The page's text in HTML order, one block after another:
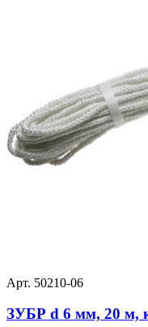
Арт. 50210-06
ЗУБР d 6 мм, 20 м,